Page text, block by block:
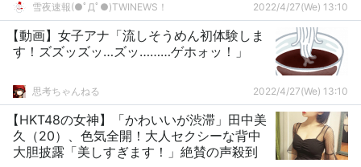
雪夜速報(●ﾟДﾟ●)TWINEWS！ 2022/4/27(We) 13:10
【動画】女子アナ「流しそうめん初体験しま
す！ズズッズッ…ズッ………ゲホォッ！」
思考ちゃんねる 2022/4/27(We) 13:10
【HKT48の女神】「かわいいが渋滞」田中美
久（20）、色気全開！大人セクシーな背中
大胆披露「美しすぎます！」絶賛の声殺到